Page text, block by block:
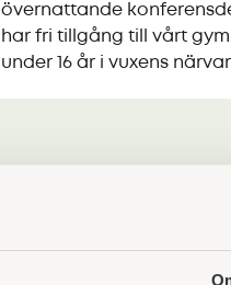
övernattande
har fri tillgång till vårt
under 16 år i vuxens